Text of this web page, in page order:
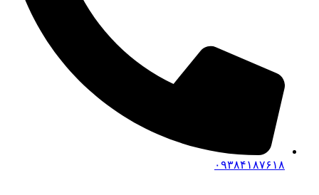
۰۹۳۸۴۱۸۷۶۱۸